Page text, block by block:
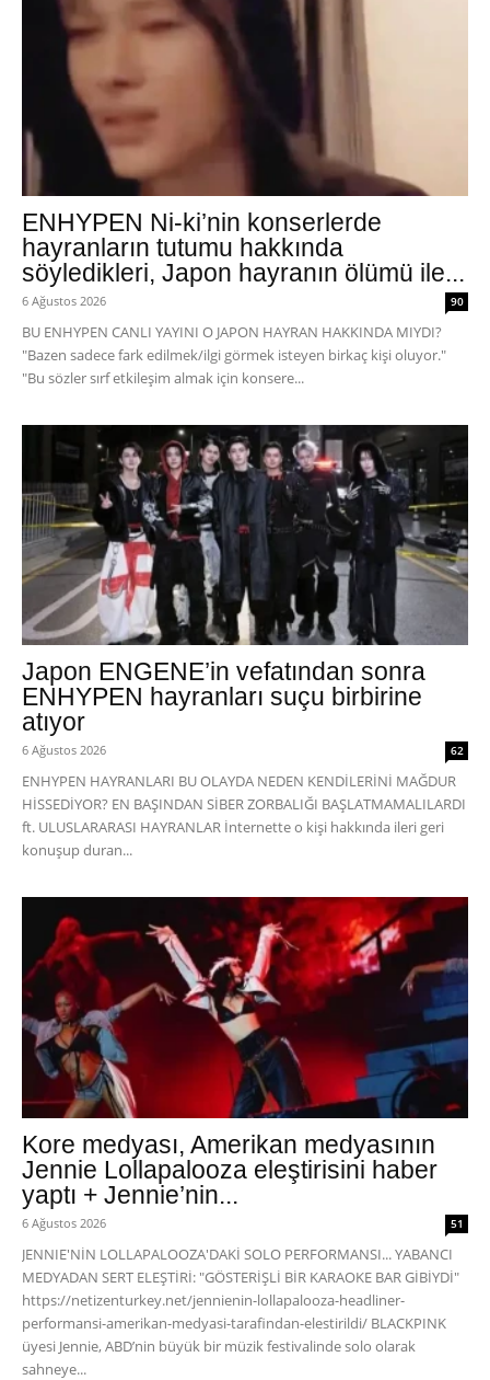
ENHYPEN Ni-ki’nin konserlerde
hayranların tutumu hakkında
söyledikleri, Japon hayranın ölümü ile...
6 Ağustos 2026 90
BU ENHYPEN CANLI YAYINI O JAPON HAYRAN HAKKINDA MIYDI?
"Bazen sadece fark edilmek/ilgi görmek isteyen birkaç kişi oluyor."
"Bu sözler sırf etkileşim almak için konsere...
Japon ENGENE’in vefatından sonra
ENHYPEN hayranları suçu birbirine
atıyor
6 Ağustos 2026 62
ENHYPEN HAYRANLARI BU OLAYDA NEDEN KENDİLERİNİ MAĞDUR
HİSSEDİYOR? EN BAŞINDAN SİBER ZORBALIĞI BAŞLATMAMALILARDI
ft. ULUSLARARASI HAYRANLAR İnternette o kişi hakkında ileri geri
konuşup duran...
Kore medyası, Amerikan medyasının
Jennie Lollapalooza eleştirisini haber
yaptı + Jennie’nin...
6 Ağustos 2026 51
JENNIE'NİN LOLLAPALOOZA'DAKİ SOLO PERFORMANSI... YABANCI
MEDYADAN SERT ELEŞTİRİ: "GÖSTERİŞLİ BİR KARAOKE BAR GİBİYDİ"
https://netizenturkey.net/jennienin-lollapalooza-headliner-
performansi-amerikan-medyasi-tarafindan-elestirildi/ BLACKPINK
üyesi Jennie, ABD’nin büyük bir müzik festivalinde solo olarak
sahneye...